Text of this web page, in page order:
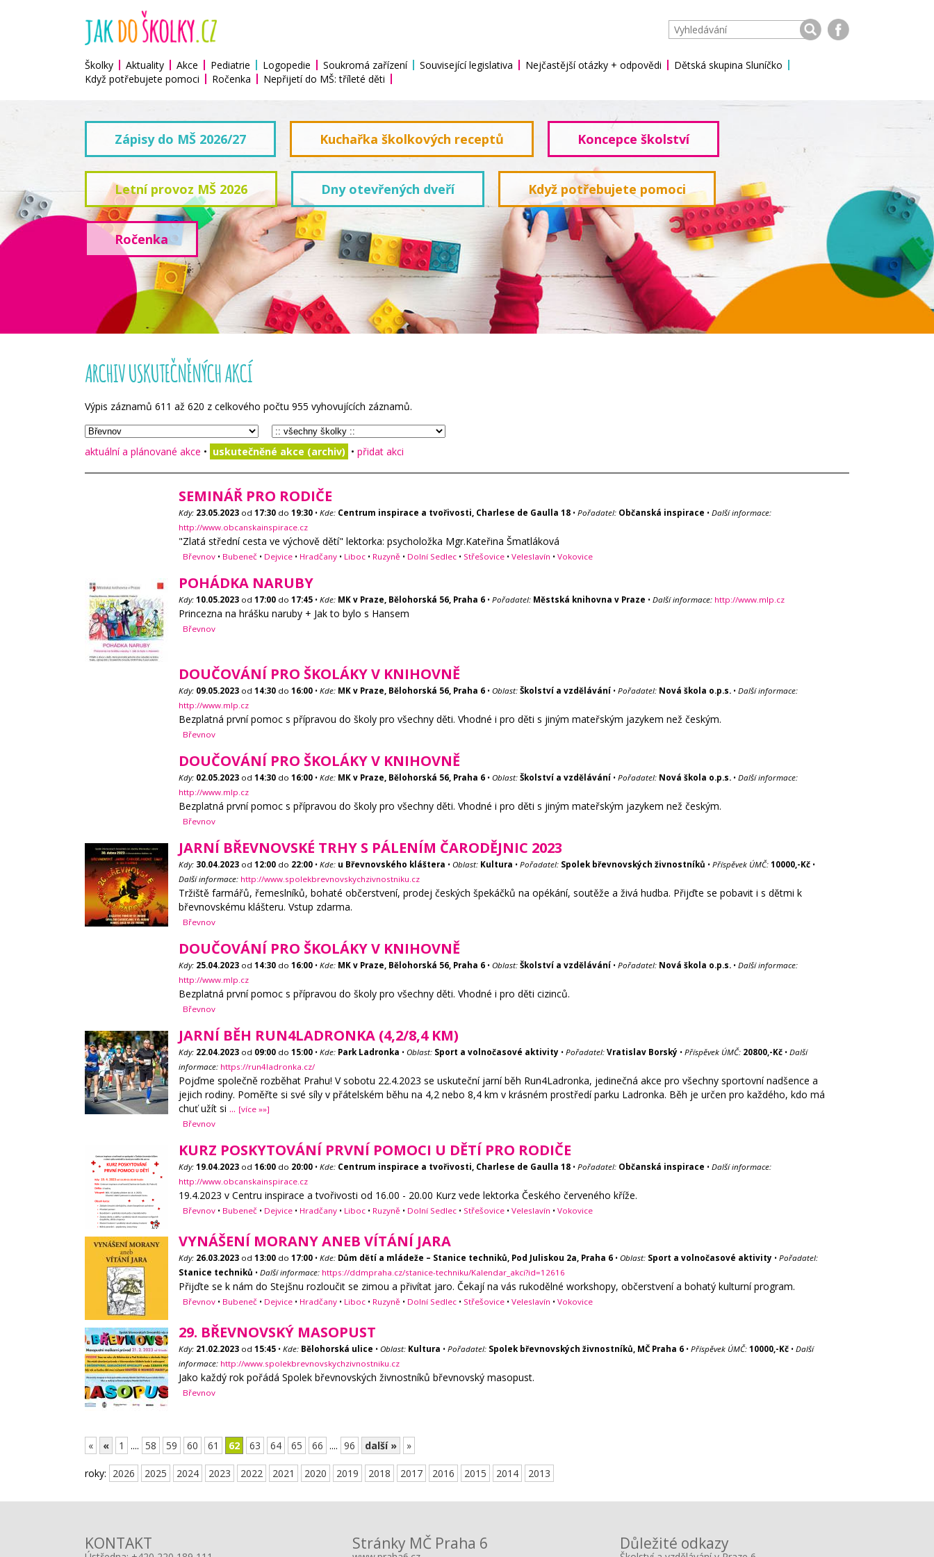
Školky Aktuality Akce Pediatrie Logopedie Soukromá zařízení Související legislativa Nejčastější otázky + odpovědi
Dětská skupina Sluníčko
Když potřebujete pomoci
Ročenka Nepřijetí do MŠ: tříleté děti
Zápisy do MŠ 2026/27 Kuchařka školkových receptů Koncepce školství
Letní provoz MŠ 2026 Dny otevřených dveří Když potřebujete pomoci
Ročenka
ARCHIV USKUTEČNĚNÝCH AKCÍ
Výpis záznamů 611 až 620 z celkového počtu 955 vyhovujících záznamů.
aktuální a plánované akce • uskutečněné akce (archiv) • přidat akci
SEMINÁŘ PRO RODIČE
Kdy: 23.05.2023 od 17:30 do 19:30 • Kde: Centrum inspirace a tvořivosti, Charlese de Gaulla 18 • Pořadatel: Občanská inspirace • Další informace:
http://www.obcanskainspirace.cz
"Zlatá střední cesta ve výchově dětí" lektorka: psycholožka Mgr.Kateřina Šmatláková
Břevnov • Bubeneč • Dejvice • Hradčany • Liboc • Ruzyně • Dolní Sedlec • Střešovice • Veleslavín • Vokovice
POHÁDKA NARUBY
Kdy: 10.05.2023 od 17:00 do 17:45 • Kde: MK v Praze, Bělohorská 56, Praha 6 • Pořadatel: Městská knihovna v Praze • Další informace: http://www.mlp.cz
Princezna na hrášku naruby + Jak to bylo s Hansem
Břevnov
DOUČOVÁNÍ PRO ŠKOLÁKY V KNIHOVNĚ
Kdy: 09.05.2023 od 14:30 do 16:00 • Kde: MK v Praze, Bělohorská 56, Praha 6 • Oblast: Školství a vzdělávání • Pořadatel: Nová škola o.p.s. • Další informace:
http://www.mlp.cz
Bezplatná první pomoc s přípravou do školy pro všechny děti. Vhodné i pro děti s jiným mateřským jazykem než českým.
Břevnov
DOUČOVÁNÍ PRO ŠKOLÁKY V KNIHOVNĚ
Kdy: 02.05.2023 od 14:30 do 16:00 • Kde: MK v Praze, Bělohorská 56, Praha 6 • Oblast: Školství a vzdělávání • Pořadatel: Nová škola o.p.s. • Další informace:
http://www.mlp.cz
Bezplatná první pomoc s přípravou do školy pro všechny děti. Vhodné i pro děti s jiným mateřským jazykem než českým.
Břevnov
JARNÍ BŘEVNOVSKÉ TRHY S PÁLENÍM ČARODĚJNIC 2023
Kdy: 30.04.2023 od 12:00 do 22:00 • Kde: u Břevnovského kláštera • Oblast: Kultura • Pořadatel: Spolek břevnovských živnostníků • Příspěvek ÚMČ: 10000,-Kč •
Další informace: http://www.spolekbrevnovskychzivnostniku.cz
Tržiště farmářů, řemeslníků, bohaté občerstvení, prodej českých špekáčků na opékání, soutěže a živá hudba. Přijďte se pobavit i s dětmi k
břevnovskému klášteru. Vstup zdarma.
Břevnov
DOUČOVÁNÍ PRO ŠKOLÁKY V KNIHOVNĚ
Kdy: 25.04.2023 od 14:30 do 16:00 • Kde: MK v Praze, Bělohorská 56, Praha 6 • Oblast: Školství a vzdělávání • Pořadatel: Nová škola o.p.s. • Další informace:
http://www.mlp.cz
Bezplatná první pomoc s přípravou do školy pro všechny děti. Vhodné i pro děti cizinců.
Břevnov
JARNÍ BĚH RUN4LADRONKA (4,2/8,4 KM)
Kdy: 22.04.2023 od 09:00 do 15:00 • Kde: Park Ladronka • Oblast: Sport a volnočasové aktivity • Pořadatel: Vratislav Borský • Příspěvek ÚMČ: 20800,-Kč • Další
informace: https://run4ladronka.cz/
Pojďme společně rozběhat Prahu! V sobotu 22.4.2023 se uskuteční jarní běh Run4Ladronka, jedinečná akce pro všechny sportovní nadšence a
jejich rodiny. Poměřte si své síly v přátelském běhu na 4,2 nebo 8,4 km v krásném prostředí parku Ladronka. Běh je určen pro každého, kdo má
chuť užít si ... [více »»]
Břevnov
KURZ POSKYTOVÁNÍ PRVNÍ POMOCI U DĚTÍ PRO RODIČE
Kdy: 19.04.2023 od 16:00 do 20:00 • Kde: Centrum inspirace a tvořivosti, Charlese de Gaulla 18 • Pořadatel: Občanská inspirace • Další informace:
http://www.obcanskainspirace.cz
19.4.2023 v Centru inspirace a tvořivosti od 16.00 - 20.00 Kurz vede lektorka Českého červeného kříže.
Břevnov • Bubeneč • Dejvice • Hradčany • Liboc • Ruzyně • Dolní Sedlec • Střešovice • Veleslavín • Vokovice
VYNÁŠENÍ MORANY ANEB VÍTÁNÍ JARA
Kdy: 26.03.2023 od 13:00 do 17:00 • Kde: Dům dětí a mládeže – Stanice techniků, Pod Juliskou 2a, Praha 6 • Oblast: Sport a volnočasové aktivity • Pořadatel:
Stanice techniků • Další informace: https://ddmpraha.cz/stanice-techniku/Kalendar_akci?id=12616
Přijďte se k nám do Stejšnu rozloučit se zimou a přivítat jaro. Čekají na vás rukodělné workshopy, občerstvení a bohatý kulturní program.
Břevnov • Bubeneč • Dejvice • Hradčany • Liboc • Ruzyně • Dolní Sedlec • Střešovice • Veleslavín • Vokovice
29. BŘEVNOVSKÝ MASOPUST
Kdy: 21.02.2023 od 15:45 • Kde: Bělohorská ulice • Oblast: Kultura • Pořadatel: Spolek břevnovských živnostníků, MČ Praha 6 • Příspěvek ÚMČ: 10000,-Kč • Další
informace: http://www.spolekbrevnovskychzivnostniku.cz
Jako každý rok pořádá Spolek břevnovských živnostníků břevnovský masopust.
Břevnov
« « 1 .... 58 59 60 61 62 63 64 65 66 .... 96 další » »
roky: 2026 2025 2024 2023 2022 2021 2020 2019 2018 2017 2016 2015 2014 2013
KONTAKT Stránky MČ Praha 6 Důležité odkazy